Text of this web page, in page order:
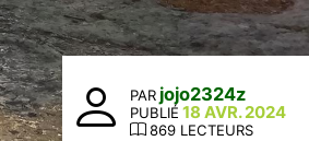
PAR jojo2324z
PUBLIÉ 18 AVR. 2024
869 LECTEURS